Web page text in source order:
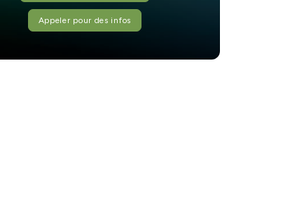
Appeler pour des infos